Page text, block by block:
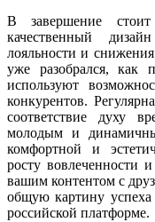
В завершение
качественный
лояльности и
уже разобрался, как
используют
конкурентов.
соответствие духу
молодым и
комфортной и
росту вовлеченности
вашим контентом с
общую картину успеха
российской платформе.